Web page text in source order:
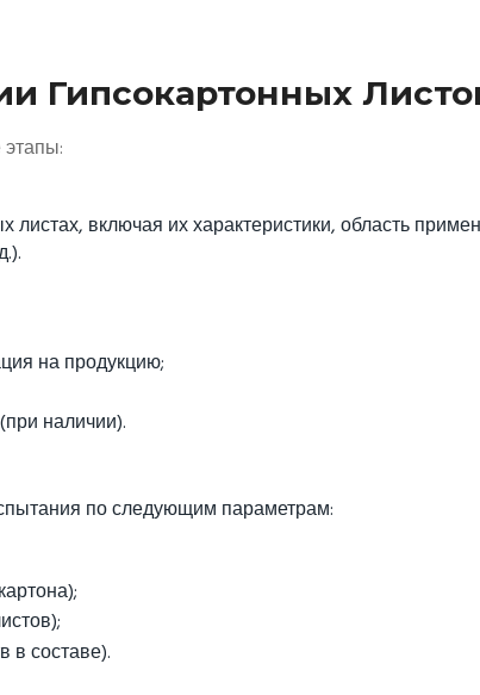
Гипсокартонных
листах, включая их характеристики, область
на продукцию;
наличии).
по следующим параметрам:
в составе).